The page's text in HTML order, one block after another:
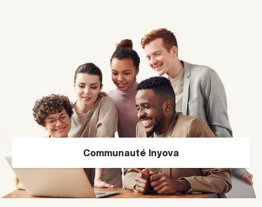
Communauté Inyova